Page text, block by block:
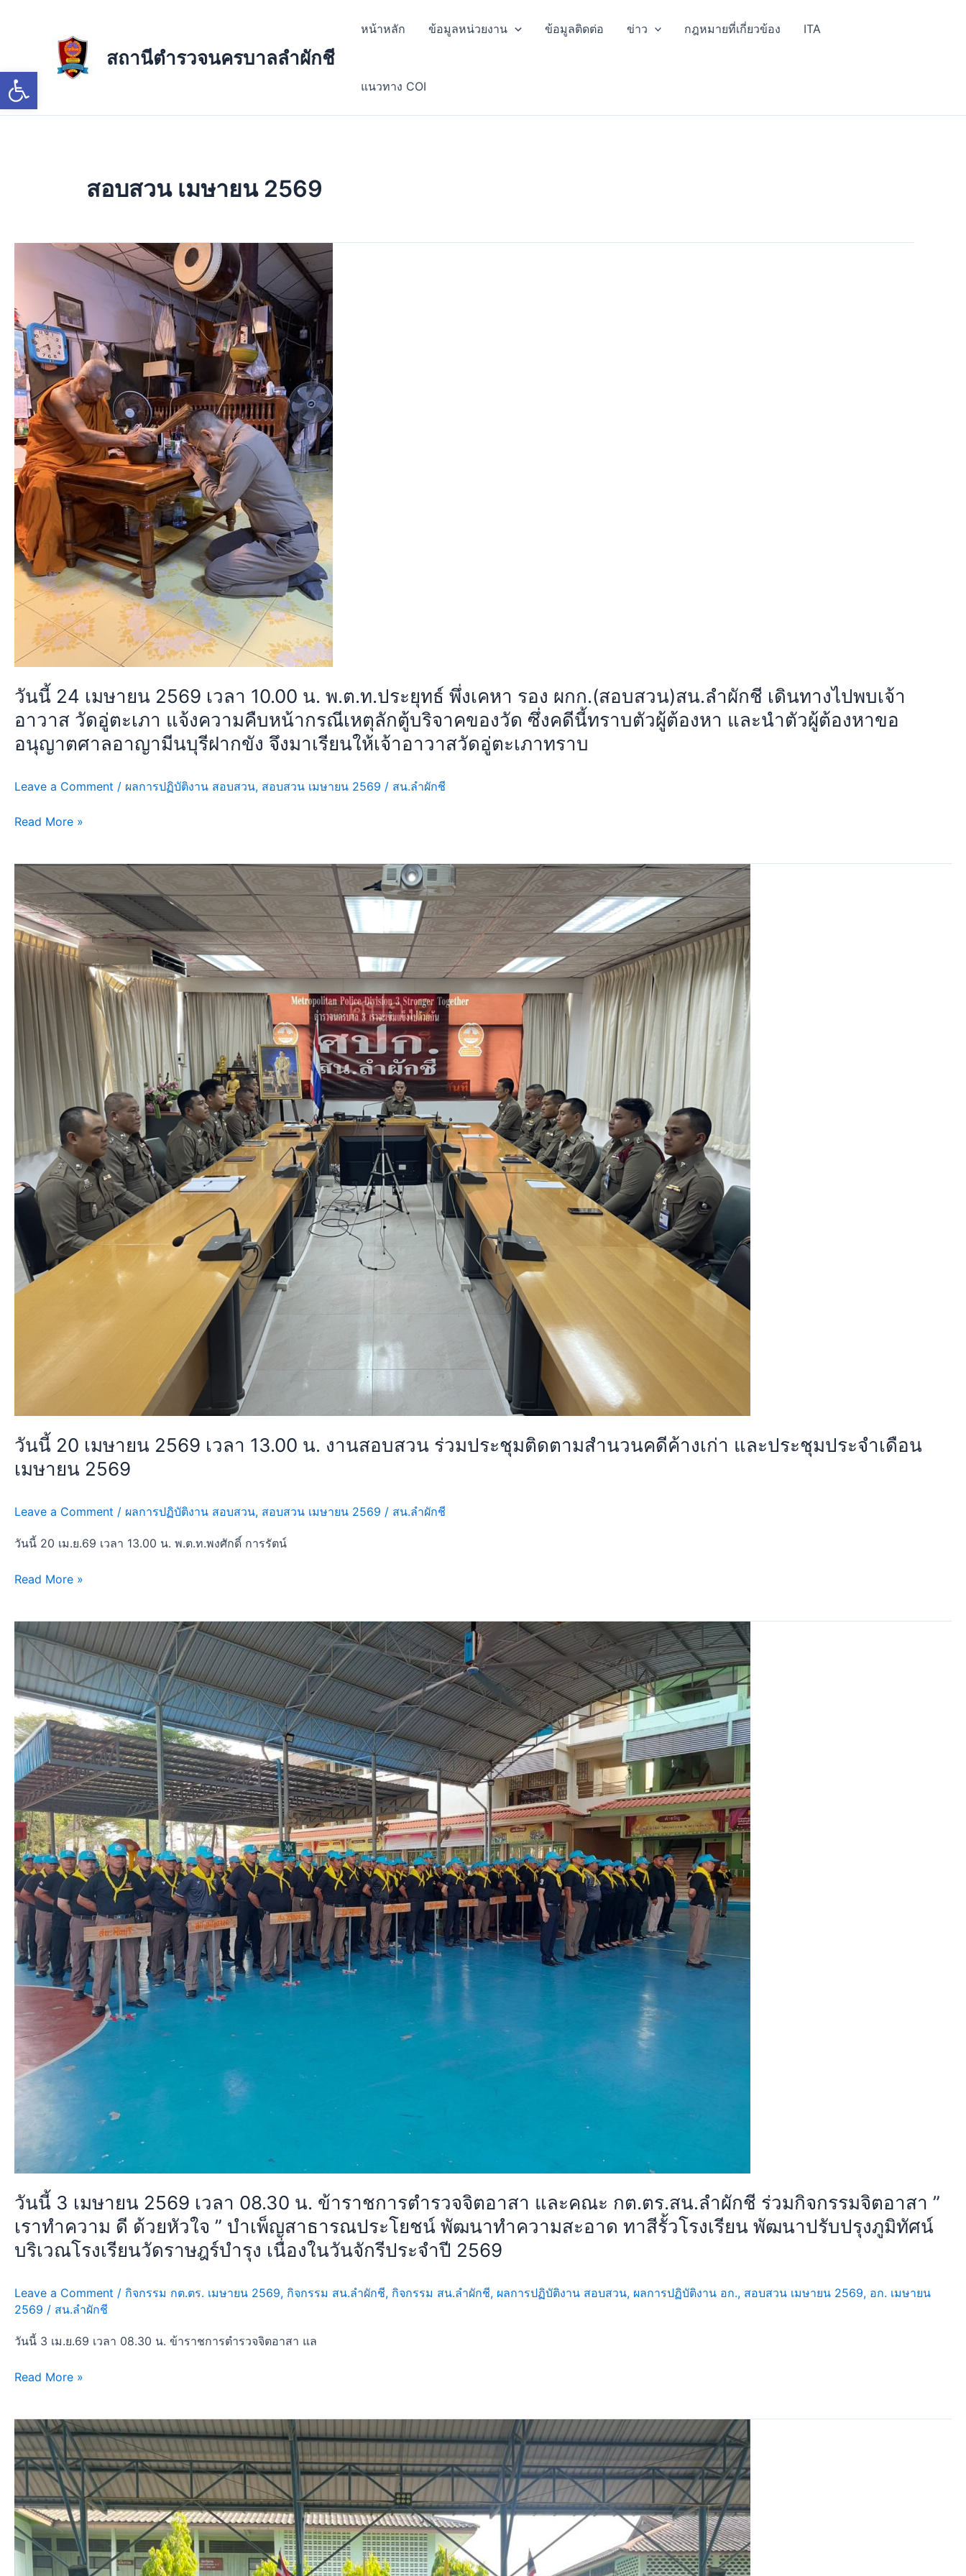
Open toolbar
สถานีตำรวจนครบาลลำผักชี
หน้าหลัก ข้อมูลหน่วยงาน ข้อมูลติดต่อ ข่าว กฎหมายที่เกี่ยวข้อง ITA
แนวทาง COI
สอบสวน เมษายน 2569
วันนี้ 24 เมษายน 2569 เวลา 10.00 น. พ.ต.ท.ประยุทธ์ พึ่งเคหา รอง ผกก.(สอบสวน)สน.ลำผักชี เดินทางไปพบเจ้า
อาวาส วัดอู่ตะเภา แจ้งความคืบหน้ากรณีเหตุลักตู้บริจาคของวัด ซึ่งคดีนี้ทราบตัวผู้ต้องหา และนำตัวผู้ต้องหาขอ
อนุญาตศาลอาญามีนบุรีฝากขัง จึงมาเรียนให้เจ้าอาวาสวัดอู่ตะเภาทราบ
Leave a Comment / ผลการปฏิบัติงาน สอบสวน, สอบสวน เมษายน 2569 / สน.ลำผักชี
เมษายน
2569
เวลา
10.00
น.
พ.ต.ท.ประยุทธ์
พึ่ง
เคหา
รอง
ผกก.
(สอบสวน)สน.ลำ
ผักชี
เดิน
ทาง
ไป
เจ้า
อาวาส
อู่
ตะเภา
แจ้ง
ความ
คืบ
หน้า
เหตุ
ของวัด
คดี
นี้
ทราบ
ตัวผู้
ต้องหา
และ
นำ
ตัวผู้
ต้องหา
ขอ
อนุญาต
ศาล
อาญา
มีนบุรี
ฝาก
ขัง
เรียน
ให้
เจ้า
อาวาส
Read More »
วันนี้ 20 เมษายน 2569 เวลา 13.00 น. งานสอบสวน ร่วมประชุมติดตามสำนวนคดีค้างเก่า และประชุมประจำเดือน
เมษายน 2569
Leave a Comment / ผลการปฏิบัติงาน สอบสวน, สอบสวน เมษายน 2569 / สน.ลำผักชี
วันนี้ 20 เม.ย.69 เวลา 13.00 น. พ.ต.ท.พงศักดิ์ การรัตน์
วัน
นี้
20
เมษายน
2569
เวลา
13.00
น.
งาน
สอบสวน
ร่วม
ประชุม
ติดตาม
สำนวน
ค้าง
เก่า
และ
ประชุม
ประจำ
เดือน
เมษายน
2569
Read More »
วันนี้ 3 เมษายน 2569 เวลา 08.30 น. ข้าราชการตำรวจจิตอาสา และคณะ กต.ตร.สน.ลำผักชี ร่วมกิจกรรมจิตอาสา ”
เราทำความ ดี ด้วยหัวใจ ” บำเพ็ญสาธารณประโยชน์ พัฒนาทำความสะอาด ทาสีรั้วโรงเรียน พัฒนาปรับปรุงภูมิทัศน์
บริเวณโรงเรียนวัดราษฎร์บำรุง เนื่องในวันจักรีประจำปี 2569
Leave a Comment / กิจกรรม กต.ตร. เมษายน 2569, กิจกรรม สน.ลำผักชี, กิจกรรม สน.ลำผักชี, ผลการปฏิบัติงาน สอบสวน, ผลการปฏิบัติงาน อก., สอบสวน เมษายน 2569, อก. เมษายน
2569 / สน.ลำผักชี
วันนี้ 3 เม.ย.69 เวลา 08.30 น. ข้าราชการตำรวจจิตอาสา แล
วัน
3
เมษายน
2569
เวลา
08.30
น.
ข้าราชการ
ตำรวจ
จิต
อาสา
และ
คณะ
กต.ตร.สน.ลำ
ผักชี
ร่วม
กิจกรรม
จิต
อาสา
เรา
ทำความ
ดี
ด้วย
สาธารณประโยชน์
พัฒนา
ทำความ
สะอาด
ทาสี
รั้ว
ปรับปรุง
ทัศน์
โรงเรียน
บำรุง
เนื่อง
ใน
วัน
จักรี
ประจำ
ปี
2569
Read More »
วัน
นี้
1
เมษายน
2569
เวลา
08.00
น.